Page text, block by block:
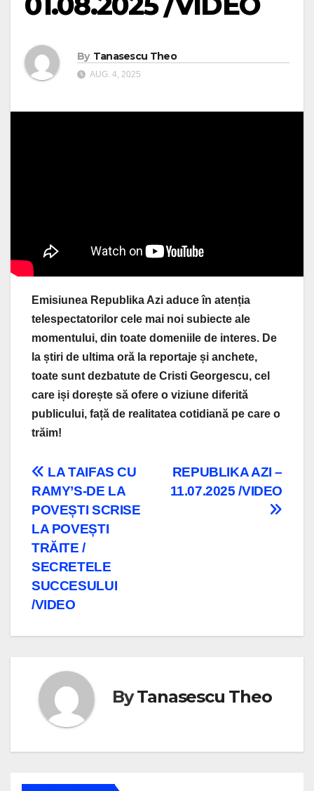
By Tanasescu Theo
AUG. 4, 2025
Emisiunea Republika Azi aduce în atenția
telespectatorilor cele mai noi subiecte ale
momentului, din toate domeniile de interes. De
la știri de ultima oră la reportaje și anchete,
toate sunt dezbatute de Cristi Georgescu, cel
care iși dorește să ofere o viziune diferită
publicului, față de realitatea cotidiană pe care o
trăim!
Navigare
în
articole
REPUBLIKA AZI –
11.07.2025 /VIDEO
LA TAIFAS CU
RAMY’S-DE LA
POVEȘTI SCRISE
LA POVEȘTI
TRĂITE /
SECRETELE
SUCCESULUI
/VIDEO
ByTanasescu Theo